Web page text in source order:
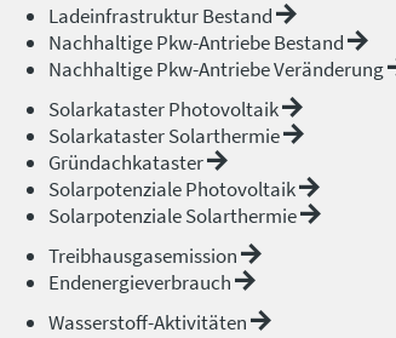
Ladeinfrastruktur Bestand
Nachhaltige Pkw-Antriebe Bestand
Nachhaltige Pkw-Antriebe Veränderung
Solarkataster Photovoltaik
Solarkataster Solarthermie
Gründachkataster
Solarpotenziale Photovoltaik
Solarpotenziale Solarthermie
Treibhausgasemission
Endenergieverbrauch
Wasserstoff-Aktivitäten